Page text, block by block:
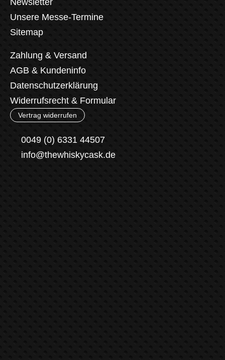
Unsere Messe-Termine
Sitemap
Zahlung & Versand
AGB & Kundeninfo
Datenschutzerklärung
Widerrufsrecht & Formular
Vertrag widerrufen
0049 (0) 6331 44507
info@thewhiskycask.de